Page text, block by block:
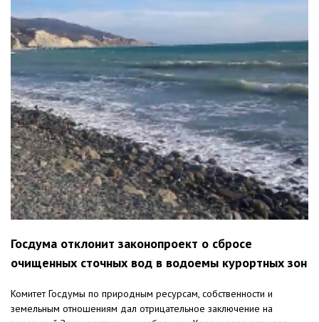
Госдума отклонит законопроект о сбросе
очищенных сточных вод в водоемы курортных зон
Комитет Госдумы по природным ресурсам, собственности и
земельным отношениям дал отрицательное заключение на